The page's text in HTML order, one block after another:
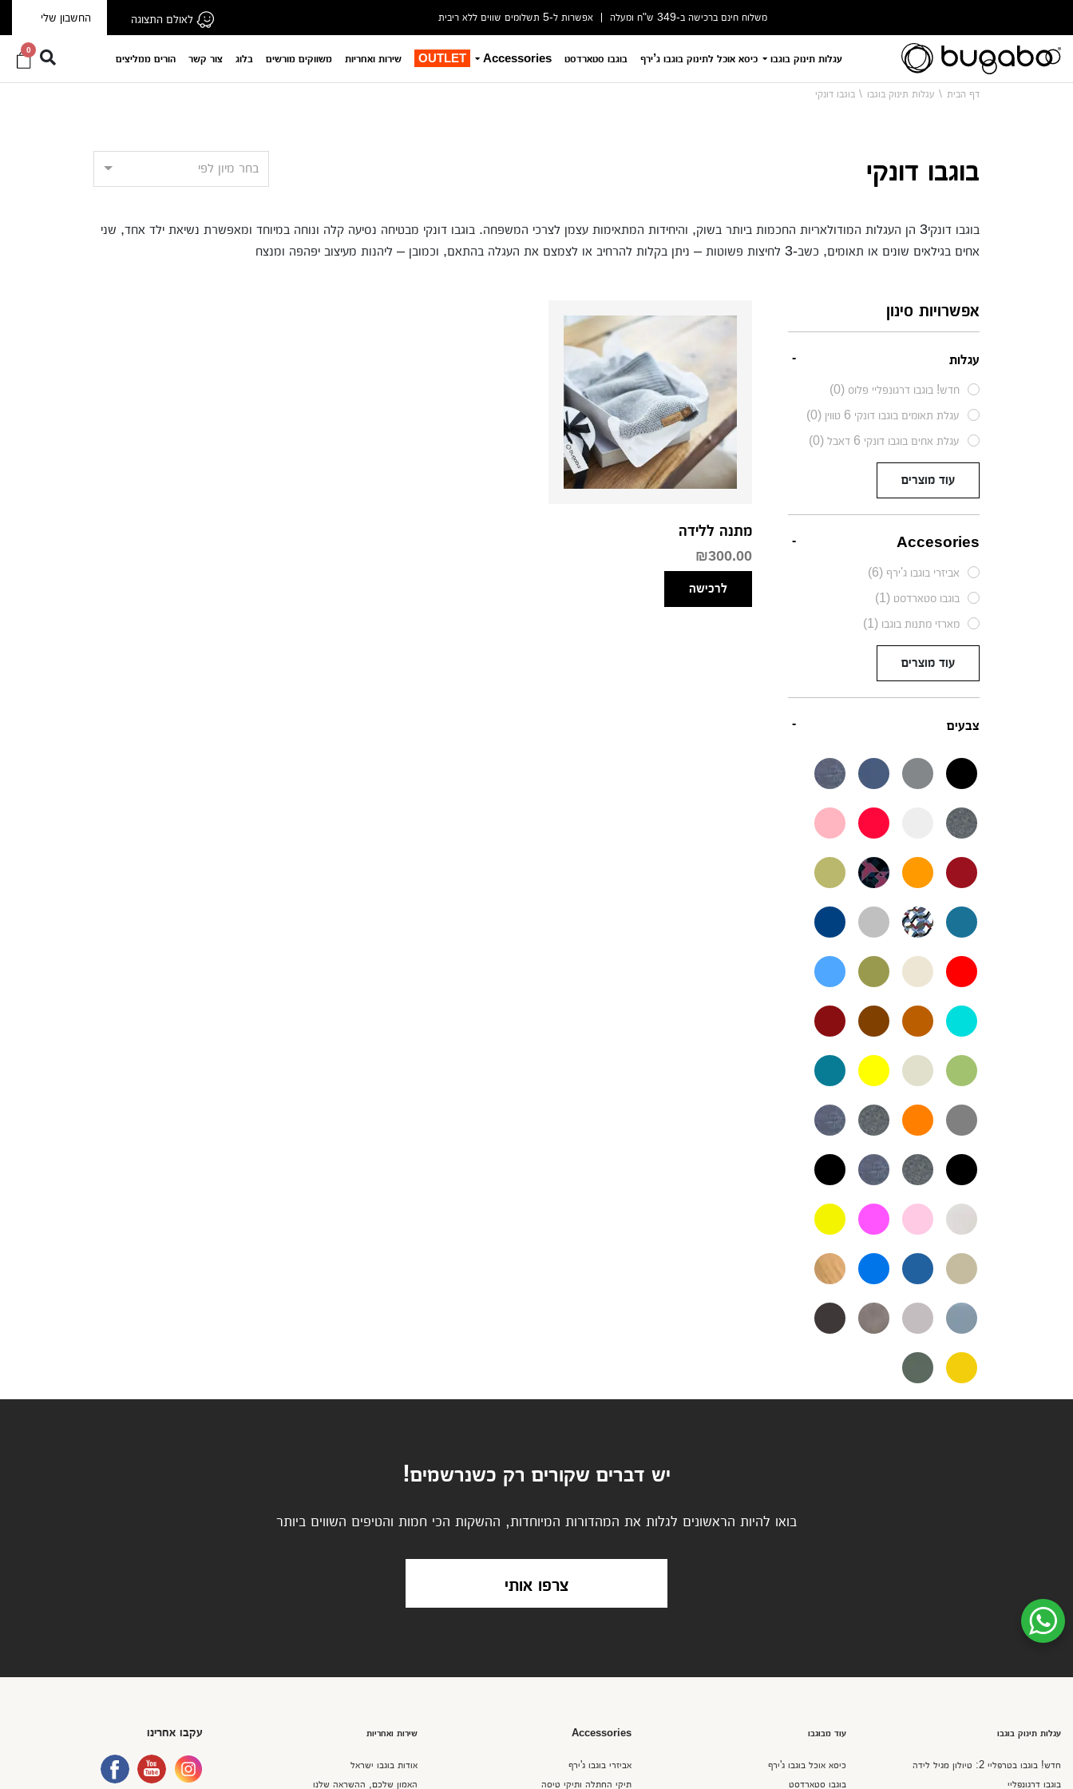
משלוח חינם ברכישה ב-349 ש"ח ומעלה אפשרות ל-5 תשלומים שווים ללא ריבית לאולם התצוגה החשבון שלי
עגלות תינוק בוגבו כיסא אוכל לתינוק בוגבו ג’ירף בוגבו סטארדסט Accessories
OUTLET שירות ואחריות משווקים מורשים בלוג צור קשר הורים ממליצים
0
דף הבית עגלות תינוק בוגבו בוגבו דונקי
בוגבו דונקי בחר מיון לפי
בוגבו דונקי3 הן העגלות המודולאריות החכמות ביותר בשוק, והיחידות המתאימות עצמן לצרכי המשפחה. בוגבו דונקי מבטיחה נסיעה קלה ונוחה במיוחד ומאפשרת נשיאת ילד אחד, שני
אחים בגילאים שונים או תאומים, כשב-3 לחיצות פשוטות – ניתן בקלות להרחיב או לצמצם את העגלה בהתאם, וכמובן – ליהנות מעיצוב יפהפה ומנצח
אפשרויות סינון
עגלות
חדש! בוגבו דרגונפליי פלוס (0)
עגלת תאומים בוגבו דונקי 6 טווין (0)
עגלת אחים בוגבו דונקי 6 דאבל (0)
עוד מוצרים
Accesories
אביזרי בוגבו ג'ירף (6)
בוגבו סטארדסט (1)
מארזי מתנות בוגבו (1)
עוד מוצרים
צבעים
מתנה ללידה
₪300.00
לרכישה
יש דברים שקורים רק כשנרשמים!
בואו להיות הראשונים לגלות את המהדורות המיוחדות, ההשקות הכי חמות והטיפים השווים ביותר
צרפו אותי
עגלות תינוק בוגבו
חדש! בוגבו בטרפליי 2: טיולון מגיל לידה
בוגבו דרגונפליי
עוד מבוגבו
כיסא אוכל בוגבו ג'ירף
בוגבו סטארדסט
Accessories
אביזרי בוגבו ג'ירף
תיקי החתלה ותיקי טיסה
שירות ואחריות
אודות בוגבו ישראל
האמון שלכם, ההשראה שלנו
עקבו אחרינו
שיחת ווטסאפ עם שירות הלקוחות